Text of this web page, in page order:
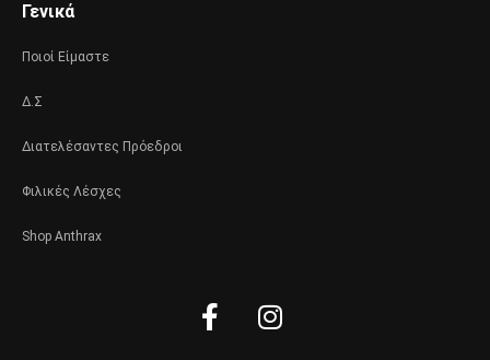
Γενικά
Ποιοί Είμαστε
Δ.Σ
Διατελέσαντες Πρόεδροι
Φιλικές Λέσχες
Shop Anthrax
Facebook-
f
Instagram